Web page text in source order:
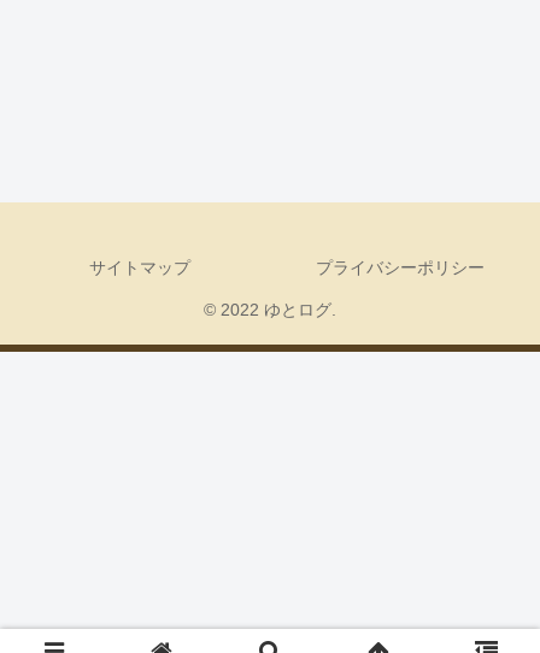
サイトマップ プライバシーポリシー
© 2022 ゆとログ.